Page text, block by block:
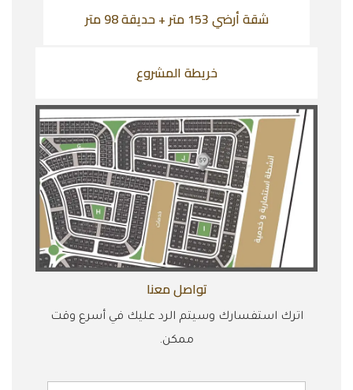
شقة أرضي 153 متر + حديقة 98 متر
خريطة المشروع
تواصل معنا
اترك استفسارك وسيتم الرد عليك في أسرع وقت
ممكن.